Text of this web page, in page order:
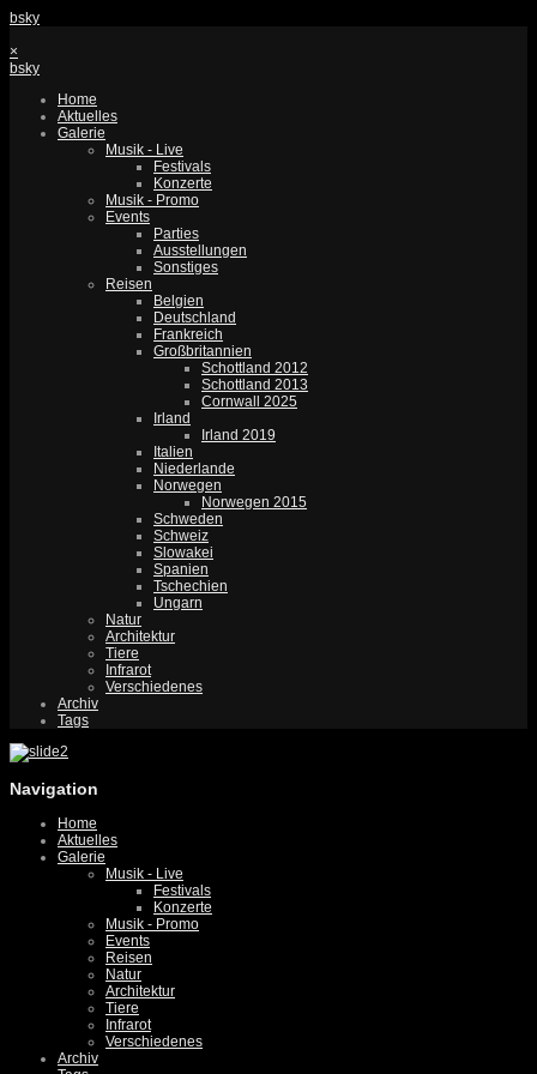
bsky
×
bsky
Home
Aktuelles
Galerie
Musik - Live
Festivals
Konzerte
Musik - Promo
Events
Parties
Ausstellungen
Sonstiges
Reisen
Belgien
Deutschland
Frankreich
Großbritannien
Schottland 2012
Schottland 2013
Cornwall 2025
Irland
Irland 2019
Italien
Niederlande
Norwegen
Norwegen 2015
Schweden
Schweiz
Slowakei
Spanien
Tschechien
Ungarn
Natur
Architektur
Tiere
Infrarot
Verschiedenes
Archiv
Tags
Navigation
Home
Aktuelles
Galerie
Musik - Live
Festivals
Konzerte
Musik - Promo
Events
Reisen
Natur
Architektur
Tiere
Infrarot
Verschiedenes
Archiv